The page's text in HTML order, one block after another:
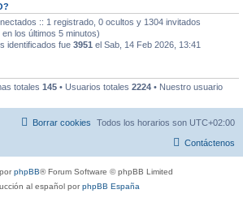
:: 1 registrado, 0 ocultos y 1304 invitados
los últimos 5 minutos)
identificados fue 3951 el Sab, 14 Feb 2026, 13:41
totales 145 • Usuarios totales 2224 • Nuestro usuario
Todos los horarios son UTC+02:00
Borrar cookies
Contáctenos
phpBB® Forum Software © phpBB Limited
al español porphpBB España